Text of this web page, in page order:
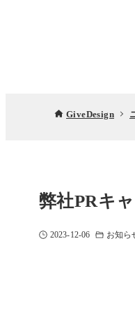
GiveDesign
弊社PRキ
2023-12-06 お知ら